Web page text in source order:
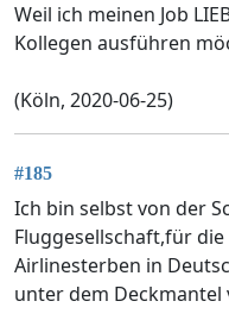
Weil ich meinen Job
Kollegen ausführen
(Köln, 2020-06-25)
#185
Ich bin selbst von der
Fluggesellschaft,für
Airlinesterben in
unter dem Deckmantel